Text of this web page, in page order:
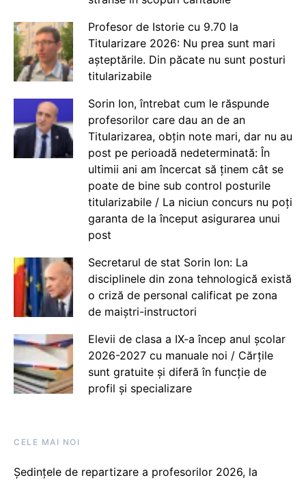
Profesor de Istorie cu 9.70 la
Titularizare 2026: Nu prea sunt mari
așteptările. Din păcate nu sunt posturi
titularizabile
Sorin Ion, întrebat cum le răspunde
profesorilor care dau an de an
Titularizarea, obțin note mari, dar nu au
post pe perioadă nedeterminată: În
ultimii ani am încercat să ținem cât se
poate de bine sub control posturile
titularizabile / La niciun concurs nu poți
garanta de la început asigurarea unui
post
Secretarul de stat Sorin Ion: La
disciplinele din zona tehnologică există
o criză de personal calificat pe zona
de maiștri-instructori
Elevii de clasa a IX-a încep anul școlar
2026-2027 cu manuale noi / Cărțile
sunt gratuite și diferă în funcție de
profil și specializare
CELE MAI NOI
Ședințele de repartizare a profesorilor 2026, la